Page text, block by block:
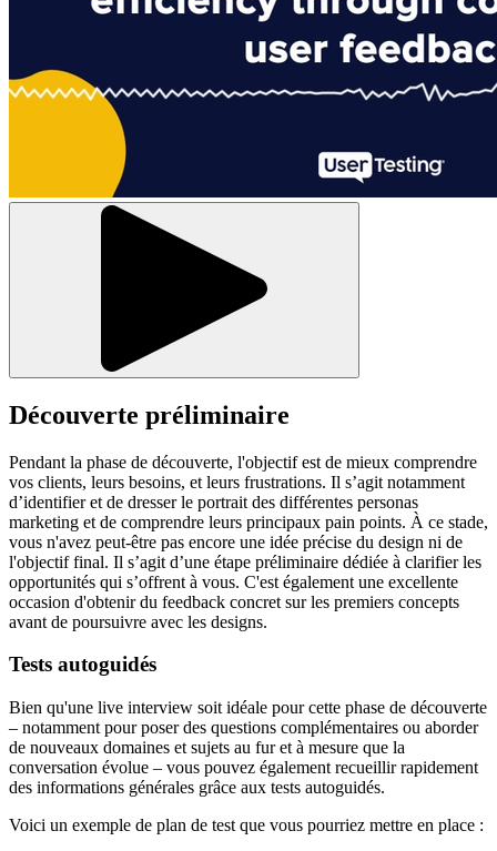
Découverte préliminaire
Pendant la phase de découverte, l'objectif est de mieux comprendre
vos clients, leurs besoins, et leurs frustrations. Il s’agit notamment
d’identifier et de dresser le portrait des différentes personas
marketing et de comprendre leurs principaux pain points. À ce stade,
vous n'avez peut-être pas encore une idée précise du design ni de
l'objectif final. Il s’agit d’une étape préliminaire dédiée à clarifier les
opportunités qui s’offrent à vous. C'est également une excellente
occasion d'obtenir du feedback concret sur les premiers concepts
avant de poursuivre avec les designs.
Tests autoguidés
Bien qu'une live interview soit idéale pour cette phase de découverte
– notamment pour poser des questions complémentaires ou aborder
de nouveaux domaines et sujets au fur et à mesure que la
conversation évolue – vous pouvez également recueillir rapidement
des informations générales grâce aux tests autoguidés.
Voici un exemple de plan de test que vous pourriez mettre en place :